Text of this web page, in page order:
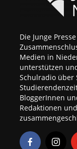
Die Junge
Medien in
unterstützen
Schulradio über
BloggerInnen
Redaktionen